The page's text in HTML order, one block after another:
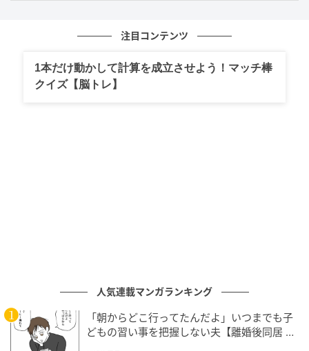
いかがでしょうか。
2. 不満をぶつけるを選んだ人に必要なのは
しい人」と思われるリスクもありそうです。
怒りが湧いたときは「６秒間」の呼吸を置いて心を落
注目コンテンツ
1本だけ動かして計算を成立させよう！マッチ棒
クイズ【脳トレ】
人気連載マンガランキング
「朝からどこ行ってたんだよ」いつまでも子
どもの習い事を把握しない夫【離婚後同居 Vo